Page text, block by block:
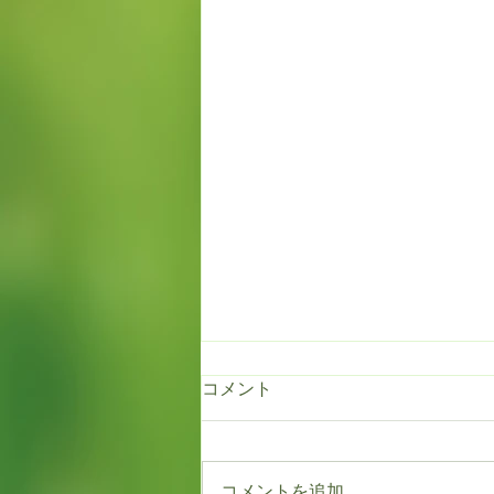
コメント